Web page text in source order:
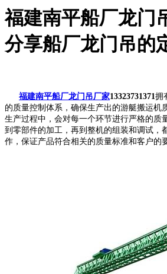
福建南平船厂龙门
分享船厂龙门吊的
福建南平船厂龙门吊厂家13323731371 拥
的质量控制体系，确保生产出的游艇搬运机
生产过程中，会对每一个环节进行严格的质
到零部件的加工，再到整机的组装和调试，
作，保证产品符合相关的质量标准和客户的